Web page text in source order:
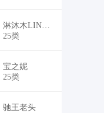
淋沐木LINMUMU
25类
宝之妮
25类
驰王老头